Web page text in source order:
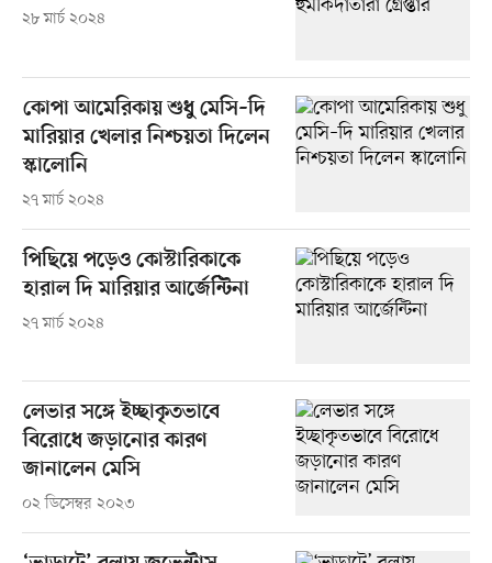
২৮ মার্চ ২০২৪
কোপা আমেরিকায় শুধু মেসি–দি
মারিয়ার খেলার নিশ্চয়তা দিলেন
স্কালোনি
২৭ মার্চ ২০২৪
পিছিয়ে পড়েও কোস্টারিকাকে
হারাল দি মারিয়ার আর্জেন্টিনা
২৭ মার্চ ২০২৪
লেভার সঙ্গে ইচ্ছাকৃতভাবে
বিরোধে জড়ানোর কারণ
জানালেন মেসি
০২ ডিসেম্বর ২০২৩